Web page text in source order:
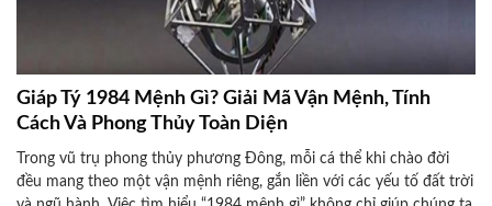
Giáp Tý 1984 Mệnh Gì? Giải Mã Vận Mệnh, Tính
Cách Và Phong Thủy Toàn Diện
Trong vũ trụ phong thủy phương Đông, mỗi cá thể khi chào đời
đều mang theo một vận mệnh riêng, gắn liền với các yếu tố đất trời